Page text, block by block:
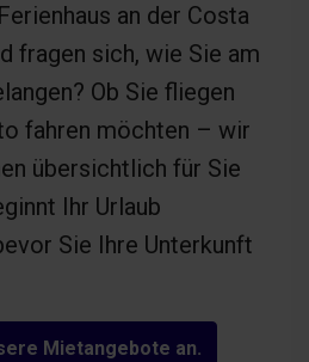
an der Costa
fragen sich, wie Sie am
Ob Sie fliegen
fahren möchten – wir
übersichtlich für Sie
Ihr Urlaub
Sie Ihre Unterkunft
Mietangebote an.